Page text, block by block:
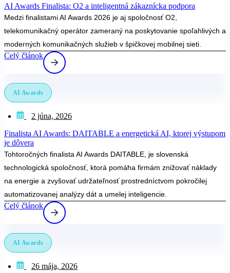
AI Awards Finalista: O2 a inteligentná zákaznícka podpora
Medzi finalistami AI Awards 2026 je aj spoločnosť O2,
telekomunikačný operátor zameraný na poskytovanie spoľahlivých a
moderných komunikačných služieb v špičkovej mobilnej sieti.
Celý článok
AI Awards
2 júna, 2026
Finalista AI Awards: DAITABLE a energetická AI, ktorej výstupom
je dôvera
Tohtoročných finalista AI Awards DAITABLE, je slovenská
technologická spoločnosť, ktorá pomáha firmám znižovať náklady
na energie a zvyšovať udržateľnosť prostredníctvom pokročilej
automatizovanej analýzy dát a umelej inteligencie.
Celý článok
AI Awards
26 mája, 2026